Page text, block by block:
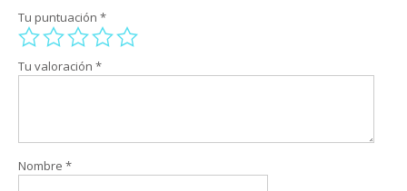
Tu puntuación *
Tu valoración *
Nombre *